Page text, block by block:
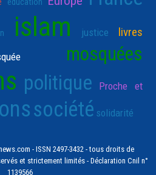
islam justice livres
mosquées
politique Proche et
société solidarité
- ISSN 2497-3432 - tous droits de
et strictement limités - Déclaration Cnil n°
1139566